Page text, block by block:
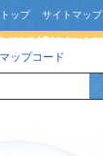
ップ サイトマップ
マップコード